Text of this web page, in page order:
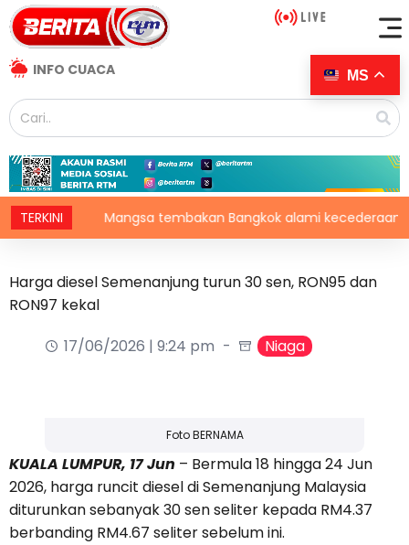
INFO CUACA
TERKINIMangsa tembakan Bangkok alami kecederaan pada
Harga diesel Semenanjung turun 30 sen, RON95 dan
RON97 kekal
17/06/2026 | 9:24 pm
Niaga
Foto BERNAMA
KUALA LUMPUR, 17 Jun – Bermula 18 hingga 24 Jun
2026, harga runcit diesel di Semenanjung Malaysia
diturunkan sebanyak 30 sen seliter kepada RM4.37
berbanding RM4.67 seliter sebelum ini.
MS